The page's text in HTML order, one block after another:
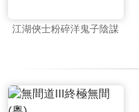
江湖俠士粉碎洋鬼子陰謀